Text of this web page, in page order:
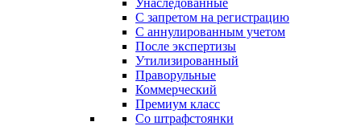
Унаследованные
С запретом на регистрацию
С аннулированным учетом
После экспертизы
Утилизированный
Праворульные
Коммерческий
Премиум класс
Со штрафстоянки